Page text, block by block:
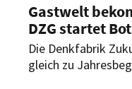
Gastwelt
DZG startet
Die Denkfabrik
gleich zu